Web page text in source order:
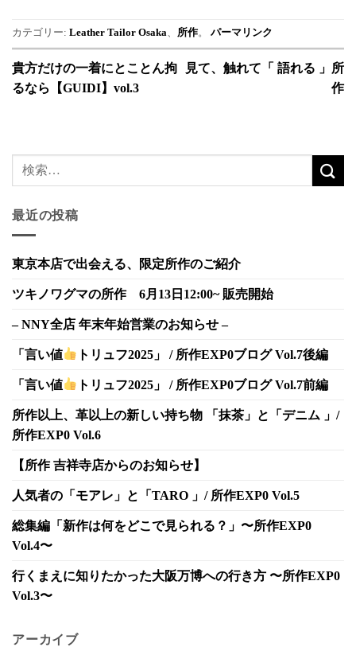
カテゴリー: Leather Tailor Osaka、 所作。 パーマリンク
貴方だけの一着にとことん拘
るなら【GUIDI】vol.3
見て、触れて「 語れる 」所
作
最近の投稿
東京本店で出会える、限定所作のご紹介
ツキノワグマの所作 6月13日12:00~ 販売開始
– NNY全店 年末年始営業のお知らせ –
「言い値 トリュフ2025」 / 所作EXP0ブログ Vol.7後編
「言い値 トリュフ2025」 / 所作EXP0ブログ Vol.7前編
所作以上、革以上の新しい持ち物 「抹茶」と「デニム 」/
所作EXP0 Vol.6
【所作 吉祥寺店からのお知らせ】
人気者の「モアレ」と「TARO 」/ 所作EXP0 Vol.5
総集編「新作は何をどこで見られる？」〜所作EXP0
Vol.4〜
行くまえに知りたかった大阪万博への行き方 〜所作EXP0
Vol.3〜
アーカイブ